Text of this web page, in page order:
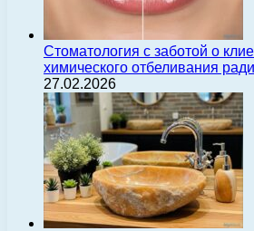
Стоматология с заботой о
химического отбеливания
27.02.2026